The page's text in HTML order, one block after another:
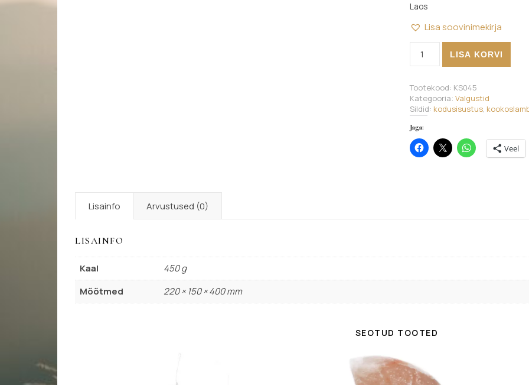
Laos
Lisa soovinimekirja
LISA KORVI
Tootekood: KS045
Kategooria: Valgustid
Sildid: kodusisustus,
Jaga:
Veel
Lisainfo Arvustused (0)
LISAINFO
Kaal
450 g
Mõõtmed
220 × 150 × 400 mm
SEOTUD TOOTED